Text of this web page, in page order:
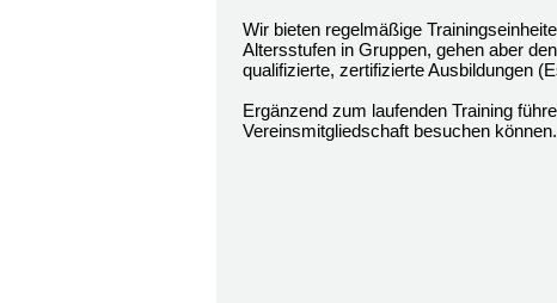
Wir bieten regelmäßige
Altersstufen in Gruppen, gehen aber
qualifizierte, zertifizierte Ausbildungen
Ergänzend zum laufenden Training
Vereinsmitgliedschaft besuchen können.